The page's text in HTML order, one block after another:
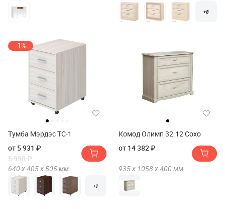
+8
-1%
Тумба Мэрдэс ТС-1
от 5 931 ₽
5 990 ₽
640 х405 х 505мм
+1
Комод Олимп 32.12 Сохо
от 14 382 ₽
935 х 1058 х400 мм